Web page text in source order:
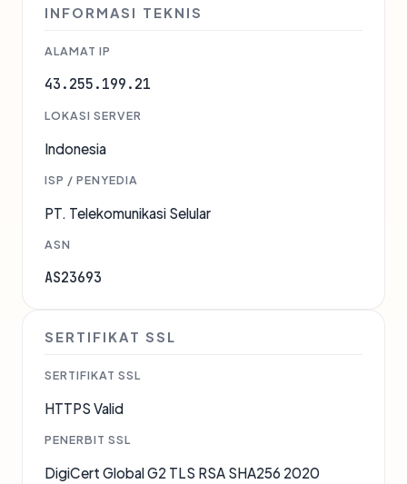
INFORMASI TEKNIS
ALAMAT IP
43.255.199.21
LOKASI SERVER
Indonesia
ISP / PENYEDIA
PT. Telekomunikasi Selular
ASN
AS23693
SERTIFIKAT SSL
SERTIFIKAT SSL
HTTPS Valid
PENERBIT SSL
DigiCert Global G2 TLS RSA SHA256 2020